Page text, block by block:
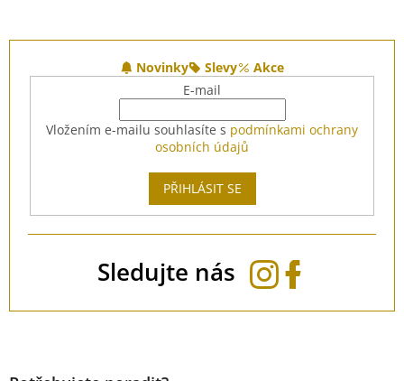
Novinky Slevy
Akce
E-mail
Vložením e-mailu souhlasíte s podmínkami ochrany
osobních údajů
PŘIHLÁSIT SE
Sledujte nás